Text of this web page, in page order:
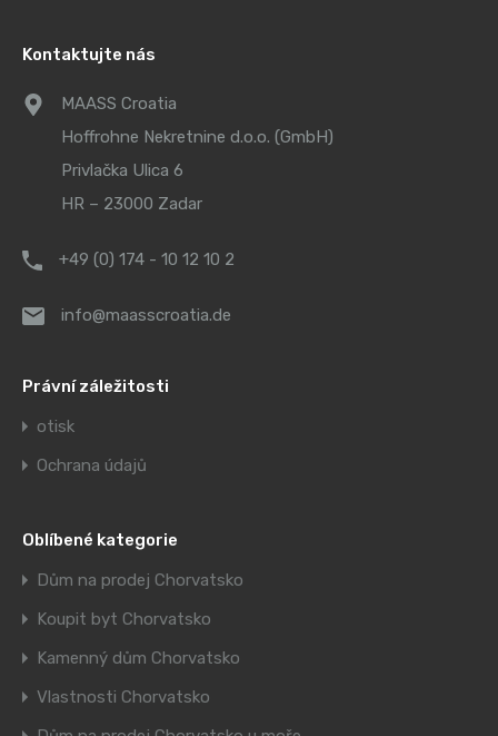
Kontaktujte nás
MAASS Croatia
Hoffrohne Nekretnine d.o.o. (GmbH)
Privlačka Ulica 6
HR – 23000 Zadar
+49 (0) 174 - 10 12 10 2
info@maasscroatia.de
Právní záležitosti
otisk
Ochrana údajů
Oblíbené kategorie
Dům na prodej Chorvatsko
Koupit byt Chorvatsko
Kamenný dům Chorvatsko
Vlastnosti Chorvatsko